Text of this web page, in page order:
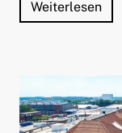
Weiterlesen